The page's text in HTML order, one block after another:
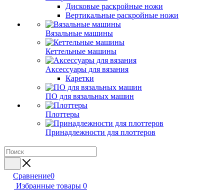
Дисковые раскройные ножи
Вертикальные раскройные ножи
Вязальные машины
Кеттельные машины
Аксессуары для вязания
Каретки
ПО для вязальных машин
Плоттеры
Принадлежности для плоттеров
Сравнение0
Избранные товары 0